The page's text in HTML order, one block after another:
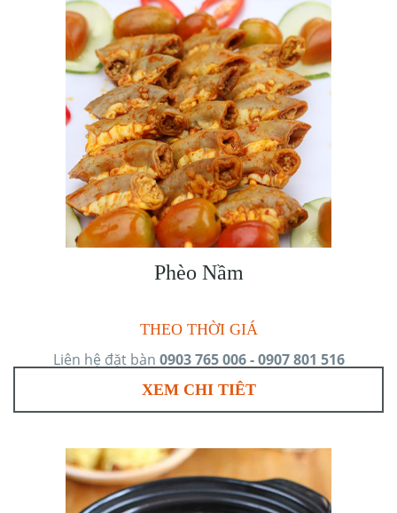
Phèo Nầm
THEO THỜI GIÁ
Liên hệ đặt bàn 0903 765 006 - 0907 801 516
XEM CHI TIÊT